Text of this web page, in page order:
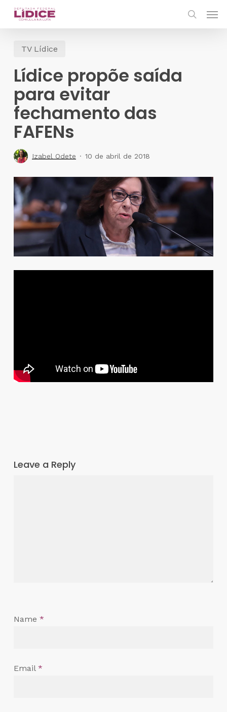
Skip
contentTV Lídice
Lídice propõe saída
para evitar
fechamento das
FAFENs
Izabel Odete 10 de abril de 2018
Leave a Reply
Name *
Email *